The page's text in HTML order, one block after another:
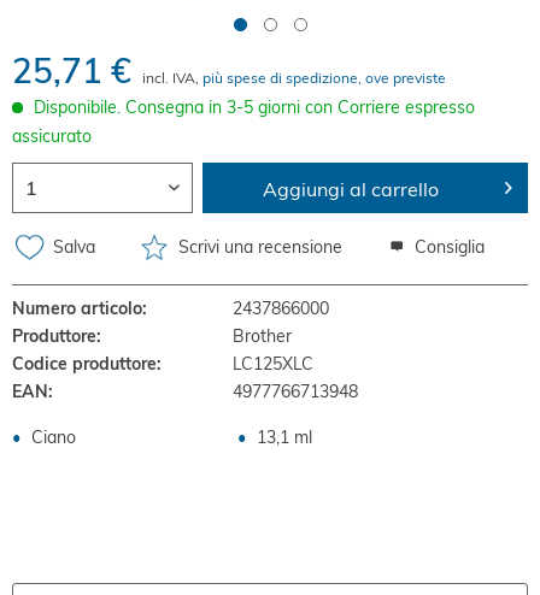
25,71 € incl. IVA, più spese di spedizione, ove previste
Disponibile. Consegna in 3-5 giorni con Corriere espresso
assicurato
Aggiungi al carrello
Salva Scrivi una recensione Consiglia
Numero articolo:
2437866000
Produttore:
Brother
Codice produttore:
LC125XLC
EAN:
4977766713948
Ciano 13,1 ml